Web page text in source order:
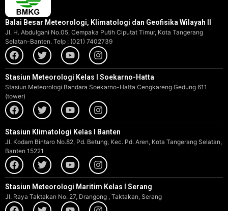
Balai Besar Meteorologi, Klimatologi dan Geofisika Wilayah II
Jl. H. Abdulgani No.05, Cempaka Putih Ciputat Timur, Kota Tangerang
Selatan-Banten. Telp : (021) 7402739
Stasiun Meteorologi Kelas I Soekarno-Hatta
Stasiun Meteorologi Bandara Soekarno-Hatta Cengkareng Gedung 611
(tower)
Stasiun Klimatologi Kelas I Banten
Jl. Kodam Bintaro No.82, Pd. Betung, Kec. Pd. Aren, Kota Tangerang Selatan,
Banten 15221
Stasiun Meteorologi Maritim Kelas I Serang
Jl. Raya Taktakan No. 27, Drangong , Taktakan, Serang